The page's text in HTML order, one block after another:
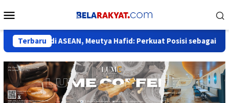
ke
Mobile
Terbaru
di ASEAN, Meutya Hafid: Perkuat Posisi sebagai Pusat AI